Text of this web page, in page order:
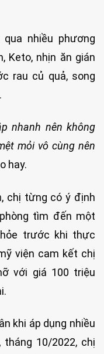
nhiều phương
Keto, nhịn ăn gián
rau củ quả, song
nhanh nên không
mỏi vô cùng nên
hay.
chị từng có ý định
tìm đến một
trước khi thực
viện cam kết chị
với giá 100 triệu
khi áp dụng nhiều
10/2022, chị